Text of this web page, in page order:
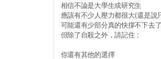
相信不論是大學生或研究生
應該有不少人壓力都很大(還是說
可能還有少部分真的快撐不下去了
但除了自殺之外，請記住：
你還有其他的選擇